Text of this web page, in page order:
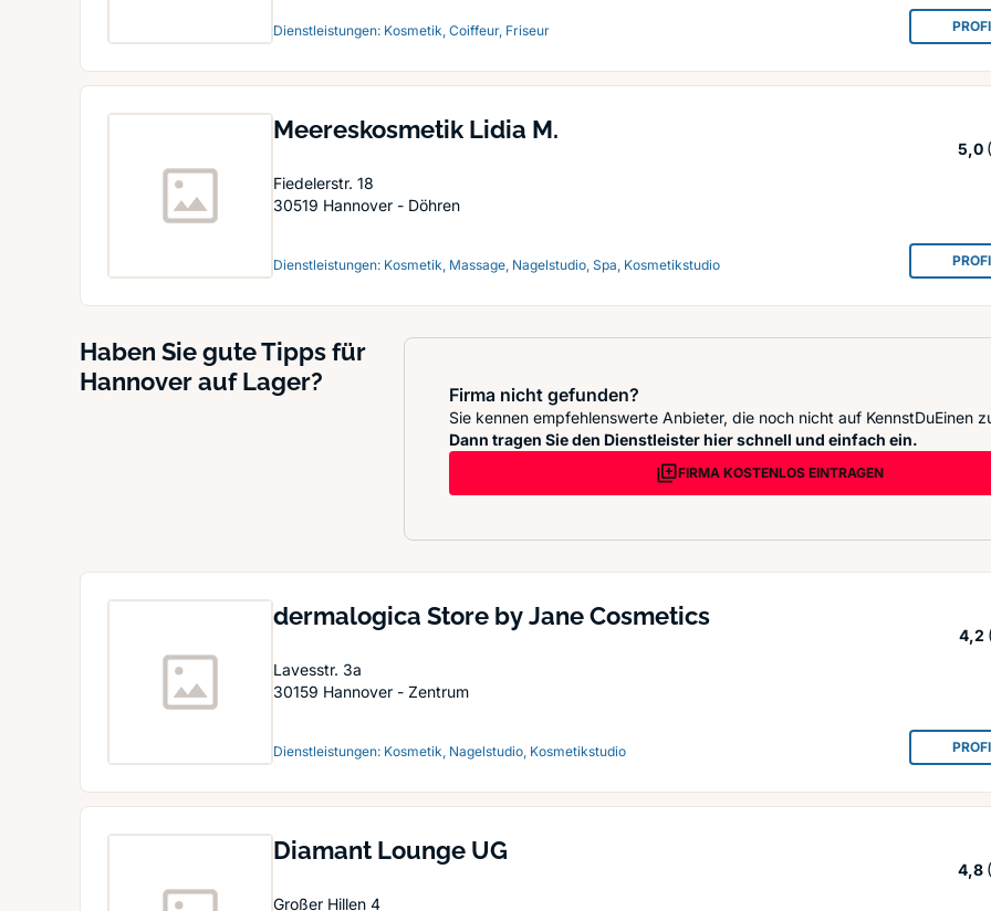
Dienstleistungen: Kosmetik, Coiffeur, Friseur
Meereskosmetik Lidia M.
Fiedelerstr. 18
30519 Hannover - Döhren
Dienstleistungen: Kosmetik, Massage, Nagelstudio, Spa, Kosmetikstudio
5,0
Haben Sie gute Tipps für
Hannover auf Lager?
Firma nicht gefunden?
Sie kennen empfehlenswerte Anbieter, die noch nicht auf KennstDuEinen
Dann tragen Sie den Dienstleister hier schnell und einfach ein.
FIRMA KOSTENLOS EINTRAGEN
dermalogica Store by Jane Cosmetics
Lavesstr. 3a
30159 Hannover - Zentrum
Dienstleistungen: Kosmetik, Nagelstudio, Kosmetikstudio
4,2
Diamant Lounge UG
Großer Hillen 4
4,8